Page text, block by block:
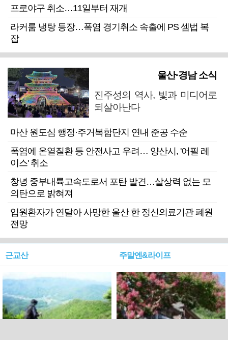
프로야구 취소…11일부터 재개
라커룸 냉탕 등장…폭염 경기취소 속출에 PS 셈법 복
잡
울산·경남 소식
진주성의 역사, 빛과 미디어로
되살아난다
마산 원도심 행정·주거복합단지 연내 준공 수순
폭염에 온열질환 등 안전사고 우려… 양산시, '어필 레
이스' 취소
창녕 중부내륙고속도로서 포탄 발견…살상력 없는 모
의탄으로 밝혀져
입원환자가 연달아 사망한 울산 한 정신의료기관 폐원
전망
근교산 주말엔&라이프